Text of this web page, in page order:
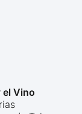
el Vino